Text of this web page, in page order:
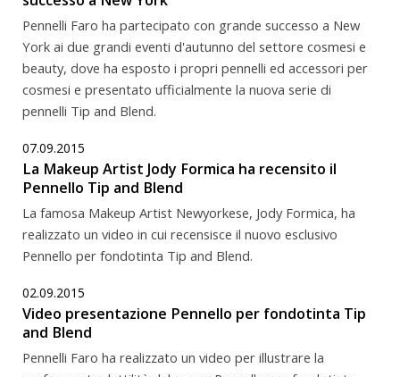
Pennelli Faro ha partecipato con grande successo a New
York ai due grandi eventi d'autunno del settore cosmesi e
beauty, dove ha esposto i propri pennelli ed accessori per
cosmesi e presentato ufficialmente la nuova serie di
pennelli Tip and Blend.
07.09.2015
La Makeup Artist Jody Formica ha recensito il
Pennello Tip and Blend
La famosa Makeup Artist Newyorkese, Jody Formica, ha
realizzato un video in cui recensisce il nuovo esclusivo
Pennello per fondotinta Tip and Blend.
02.09.2015
Video presentazione Pennello per fondotinta Tip
and Blend
Pennelli Faro ha realizzato un video per illustrare la